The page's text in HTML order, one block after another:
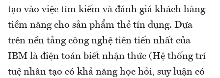
tạo vào việc tìm kiếm và đánh giá khách hàng
tiềm năng cho sản phẩm thẻ tín dụng. Dựa
trên nền tảng công nghệ tiên tiến nhất của
IBM là điện toán biết nhận thức (Hệ thống trí
tuệ nhân tạo có khả năng học hỏi, suy luận có